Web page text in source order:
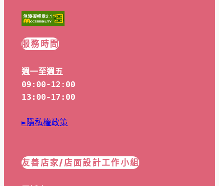
服務時間
週一至週五
09:00-12:00
13:00-17:00
►隱私權政策
友善店家/店面設計工作小組